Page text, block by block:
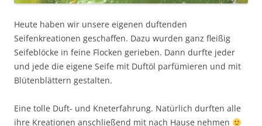
Heute haben wir unsere eigenen duftenden
Seifenkreationen geschaffen. Dazu wurden ganz fleißig
Seifeblöcke in feine Flocken gerieben. Dann durfte jeder
und jede die eigene Seife mit Duftöl parfümieren und mit
Blütenblättern gestalten.
Eine tolle Duft- und Kneterfahrung. Natürlich durften alle
ihre Kreationen anschließend mit nach Hause nehmen